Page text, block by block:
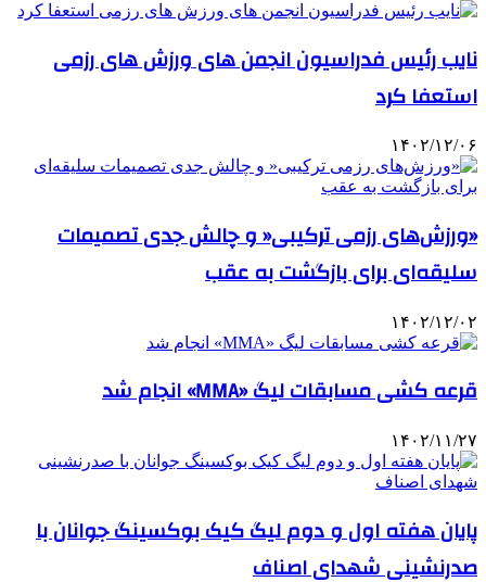
نایب رئیس فدراسیون انجمن های ورزش های رزمی
استعفا کرد
۱۴۰۲/۱۲/۰۶
«ورزش‌های رزمی ترکیبی« و چالش جدی تصمیمات
سلیقه‌ای برای بازگشت به عقب
۱۴۰۲/۱۲/۰۲
قرعه کشی مسابقات لیگ «MMA» انجام شد
۱۴۰۲/۱۱/۲۷
پایان هفته اول و دوم لیگ کیک بوکسینگ جوانان با
صدرنشینی شهدای اصناف